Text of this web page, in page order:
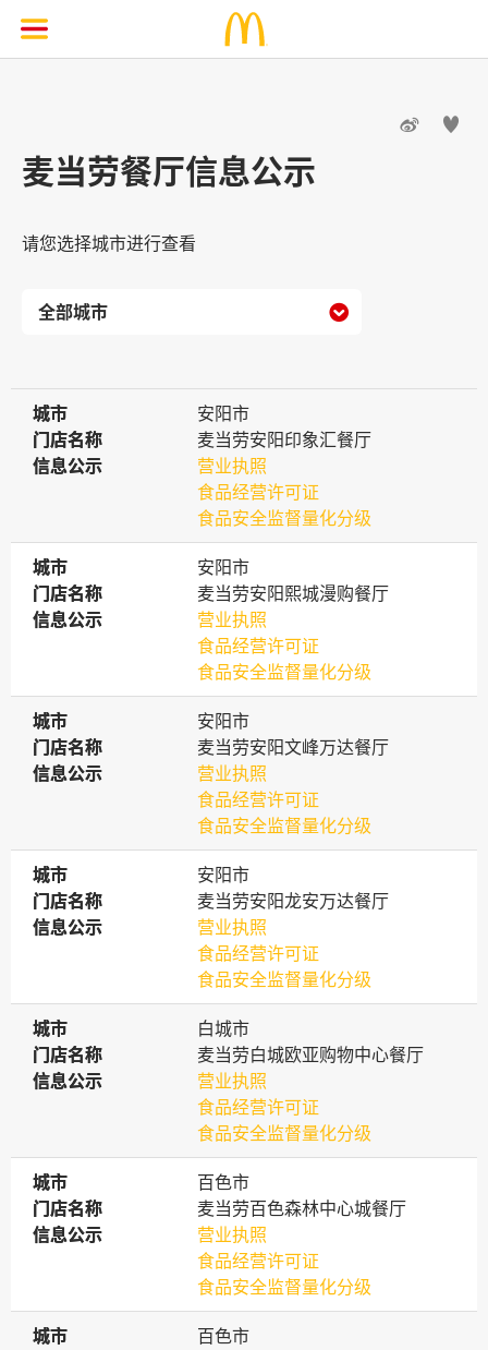
 
麦当劳餐厅信息公示
请您选择城市进行查看

城市
城市
安阳市
门店名称
门店名称
麦当劳安阳印象汇餐厅
信息公示
信息公示
营业执照
食品经营许可证
食品安全监督量化分级
城市
城市
安阳市
门店名称
门店名称
麦当劳安阳熙城漫购餐厅
信息公示
信息公示
营业执照
食品经营许可证
食品安全监督量化分级
城市
城市
安阳市
门店名称
门店名称
麦当劳安阳文峰万达餐厅
信息公示
信息公示
营业执照
食品经营许可证
食品安全监督量化分级
城市
城市
安阳市
门店名称
门店名称
麦当劳安阳龙安万达餐厅
信息公示
信息公示
营业执照
食品经营许可证
食品安全监督量化分级
城市
城市
白城市
门店名称
门店名称
麦当劳白城欧亚购物中心餐厅
信息公示
信息公示
营业执照
食品经营许可证
食品安全监督量化分级
城市
城市
百色市
门店名称
门店名称
麦当劳百色森林中心城餐厅
信息公示
信息公示
营业执照
食品经营许可证
食品安全监督量化分级
城市
城市
百色市